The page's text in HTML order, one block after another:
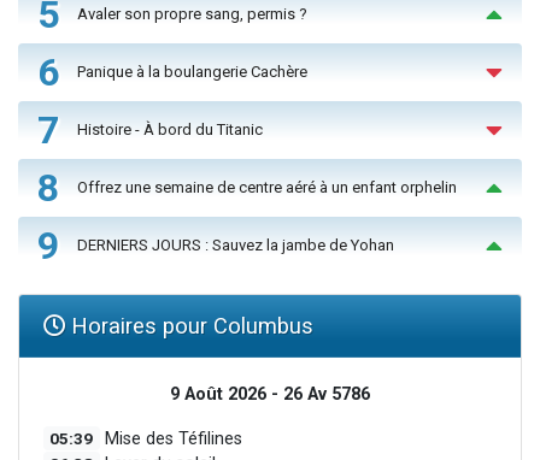
5 Avaler son propre sang, permis ?
6 Panique à la boulangerie Cachère
7 Histoire - À bord du Titanic
8 Offrez une semaine de centre aéré à un enfant orphelin
9 DERNIERS JOURS : Sauvez la jambe de Yohan
Horaires pour Columbus
9 Août 2026 - 26 Av 5786
05:39 Mise des Téfilines